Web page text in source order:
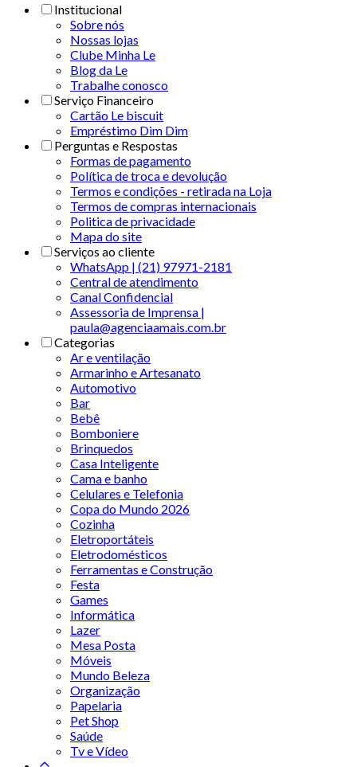
Institucional
Sobre nós
Nossas lojas
Clube Minha Le
Blog da Le
Trabalhe conosco
Serviço Financeiro
Cartão Le biscuit
Empréstimo Dim Dim
Perguntas e Respostas
Formas de pagamento
Política de troca e devolução
Termos e condições - retirada na Loja
Termos de compras internacionais
Politica de privacidade
Mapa do site
Serviços ao cliente
WhatsApp | (21) 97971-2181
Central de atendimento
Canal Confidencial
Assessoria de Imprensa |
paula@agenciaamais.com.br
Categorias
Ar e ventilação
Armarinho e Artesanato
Automotivo
Bar
Bebê
Bomboniere
Brinquedos
Casa Inteligente
Cama e banho
Celulares e Telefonia
Copa do Mundo 2026
Cozinha
Eletroportáteis
Eletrodomésticos
Ferramentas e Construção
Festa
Games
Informática
Lazer
Mesa Posta
Móveis
Mundo Beleza
Organização
Papelaria
Pet Shop
Saúde
Tv e Vídeo